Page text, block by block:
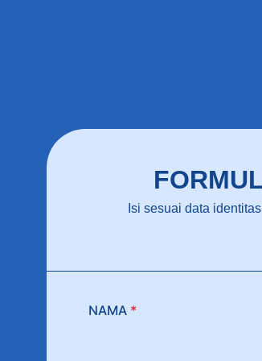
Isi sesuai data
NAMA *